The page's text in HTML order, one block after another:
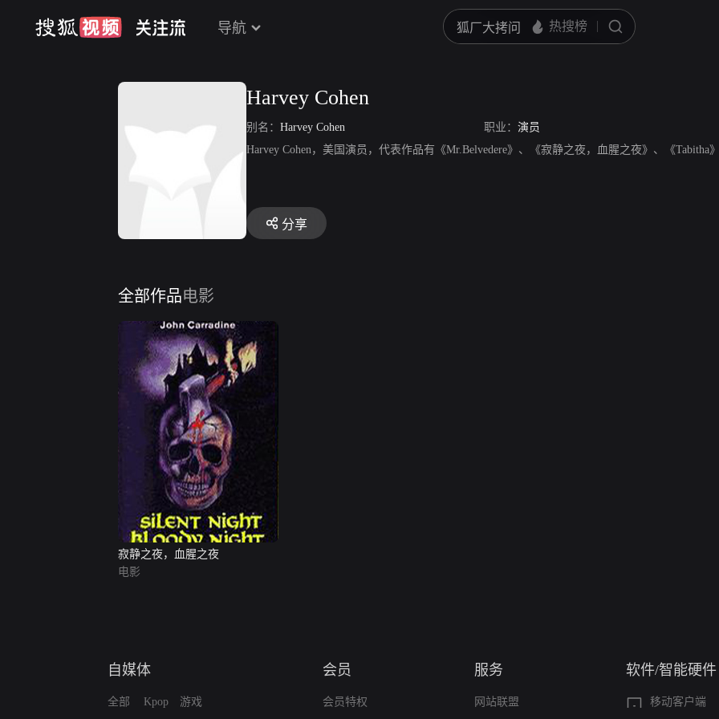
导航
Harvey Cohen
别名： Harvey Cohen 职业： 演员
Harvey Cohen，美国演员，代表作品有《Mr.Belvedere》、《寂静之夜，血腥之夜》、《Tabitha
分享
全部作品电影
寂静之夜，血腥之夜
电影
自媒体
全部 Kpop 游戏
会员
会员特权
服务
网站联盟
软件/智能硬件
移动客户端